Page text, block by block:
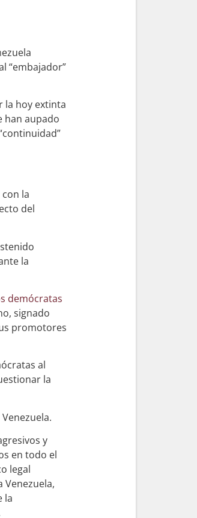
“embajador”
la hoy extinta
han aupado
la
del
la
demócratas
signado
promotores
al
la
y
en todo el
legal
la